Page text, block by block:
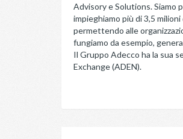
Advisory e Solutions.
impieghiamo più di 3,5
permettendo alle
fungiamo da esempio,
Il Gruppo Adecco ha la sua
Exchange (ADEN).